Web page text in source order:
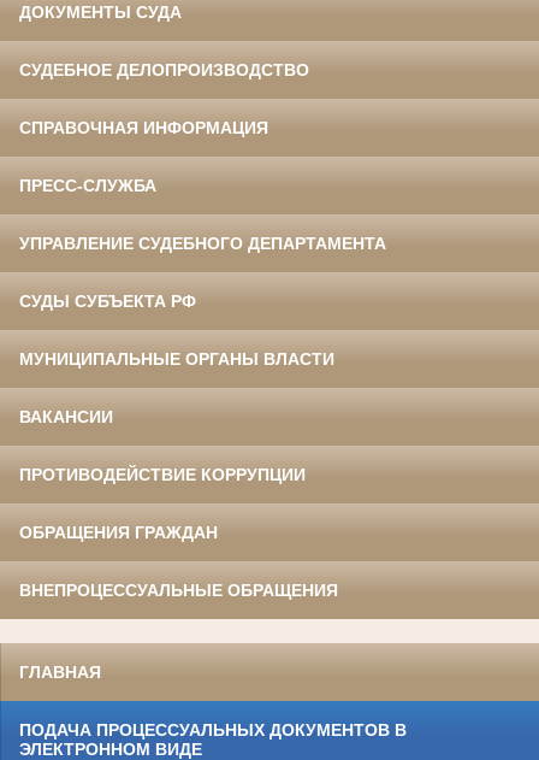
ДОКУМЕНТЫ СУДА
СУДЕБНОЕ ДЕЛОПРОИЗВОДСТВО
СПРАВОЧНАЯ ИНФОРМАЦИЯ
ПРЕСС-СЛУЖБА
УПРАВЛЕНИЕ СУДЕБНОГО ДЕПАРТАМЕНТА
СУДЫ СУБЪЕКТА РФ
МУНИЦИПАЛЬНЫЕ ОРГАНЫ ВЛАСТИ
ВАКАНСИИ
ПРОТИВОДЕЙСТВИЕ КОРРУПЦИИ
ОБРАЩЕНИЯ ГРАЖДАН
ВНЕПРОЦЕССУАЛЬНЫЕ ОБРАЩЕНИЯ
ГЛАВНАЯ
ПОДАЧА ПРОЦЕССУАЛЬНЫХ ДОКУМЕНТОВ В
ЭЛЕКТРОННОМ ВИДЕ